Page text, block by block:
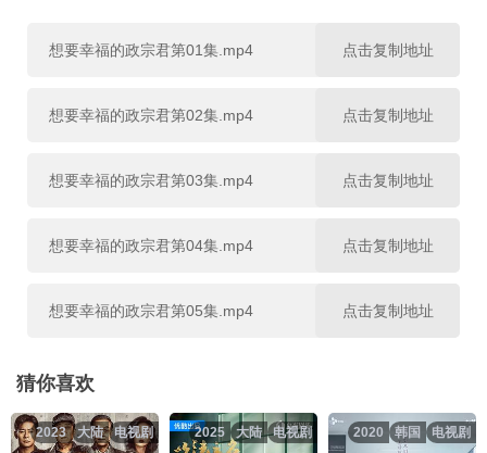
想要幸福的政宗君第01集.mp4 点击复制地址
想要幸福的政宗君第02集.mp4 点击复制地址
想要幸福的政宗君第03集.mp4 点击复制地址
想要幸福的政宗君第04集.mp4 点击复制地址
想要幸福的政宗君第05集.mp4 点击复制地址
猜你喜欢
电视剧
大陆
2023 电视剧
大陆
2025 电视剧
韩国
2020